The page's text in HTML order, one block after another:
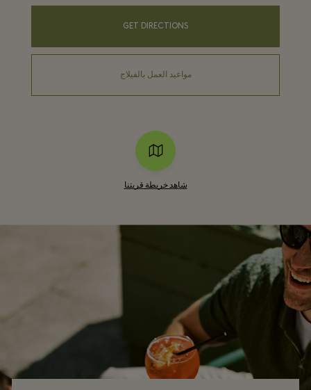
GET DIRECTIONS
مواعيد العمل بالفيلاج
شاهد خريطة قريتنا